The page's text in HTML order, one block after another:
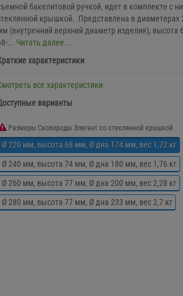
бакелитовой ручкой, идет в комплекте с
крышкой. Представлена в диаметерах
(внутренний верхний диаметр изделия), высота
... Читать далее...
характеристики
все характеристики
варианты
Размеры Сковороды Элегант со стеклянной крышкой
Ø 220 мм, высота 68 мм, Ø дна 174 мм, вес 1,72 кг
Ø 240 мм, высота 74 мм, Ø дна 180 мм, вес 1,76 кг
Ø 260 мм, высота 77 мм, Ø дна 200 мм, вес 2,28 кг
Ø 280 мм, высота 77 мм, Ø дна 233 мм, вес 2,7 кг